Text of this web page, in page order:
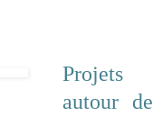
Projets
autour de